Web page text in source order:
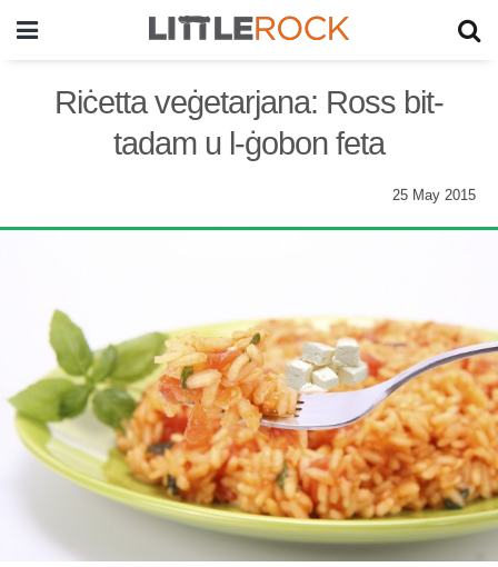
Riċetta veġetarjana: Ross bit-
tadam u l-ġobon feta
25 May 2015